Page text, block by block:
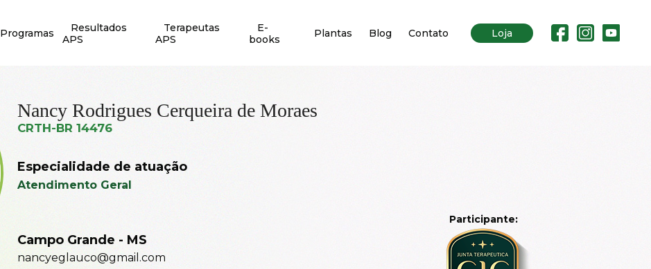
Programas
Resultados
APS
Terapeutas
APS
E-
books
Plantas Blog Contato Loja
Nancy Rodrigues Cerqueira de Moraes
CRTH-BR 14476
Especialidade de atuação
Atendimento Geral
Campo Grande - MS
nancyeglauco@gmail.com
Participante: